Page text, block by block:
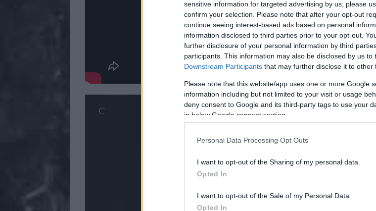
sensitive information for targeted advertising by us, please
confirm your selection. Please note that after your opt-out
continue seeing interest-based ads based on personal
information disclosed to third parties prior to your opt-out.
further disclosure of your personal information by third
participants. This information may also be disclosed by us to
Downstream Participants that may further disclose it to other
Please note that this website/app uses one or more Google
information including but not limited to your visit or usage
deny consent to Google and its third-party tags to use your
in below Google consent section.
Personal Data Processing Opt Outs
I want to opt-out of the Sharing of my personal data.
Opted In
I want to opt-out of the Sale of my Personal Data.
Opted In